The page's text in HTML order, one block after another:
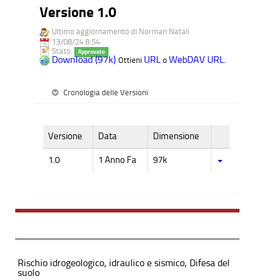
Versione 1.0
Ultimo aggiornamento di Norman Natali
13/08/24 8.54
Stato:
Approvato
Download (97k) Ottieni URL o WebDAV URL.
Cronologia delle Versioni
Versione Data Dimensione
1.0 1 Anno Fa 97k
Rischio idrogeologico, idraulico e sismico, Difesa del
suolo